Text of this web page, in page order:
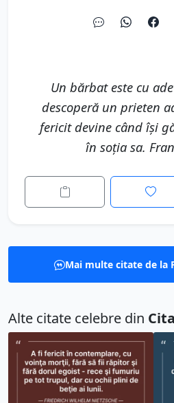
Un bărbat este cu
descoperă un prieten
fericit devine când își
în soția sa.
Mai multe citate de la
Alte citate celebre din